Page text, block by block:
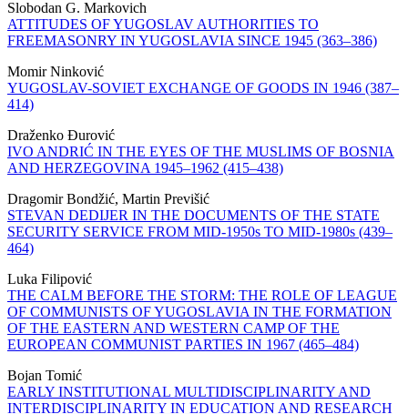
Slobodan G. Markovich
ATTITUDES OF YUGOSLAV AUTHORITIES TO
FREEMASONRY IN YUGOSLAVIA SINCE 1945 (363–386)
Momir Ninković
YUGOSLAV-SOVIET EXCHANGE OF GOODS IN 1946 (387–
414)
Draženko Đurović
IVO ANDRIĆ IN THE EYES OF THE MUSLIMS OF BOSNIA
AND HERZEGOVINA 1945–1962 (415–438)
Dragomir Bondžić, Martin Previšić
STEVAN DEDIJER IN THE DOCUMENTS OF THE STATE
SECURITY SERVICE FROM MID-1950s TO MID-1980s (439–
464)
Luka Filipović
THE CALM BEFORE THE STORM: THE ROLE OF LEAGUE
OF COMMUNISTS OF YUGOSLAVIA IN THE FORMATION
OF THE EASTERN AND WESTERN CAMP OF THE
EUROPEAN COMMUNIST PARTIES IN 1967 (465–484)
Bojan Tomić
EARLY INSTITUTIONAL MULTIDISCIPLINARITY AND
INTERDISCIPLINARITY IN EDUCATION AND RESEARCH